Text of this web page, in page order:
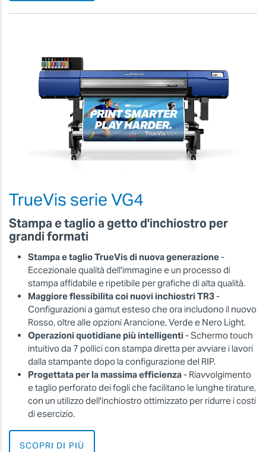
TrueVis serie VG4
Stampa e taglio a getto d'inchiostro per
grandi formati
Stampa e taglio TrueVis di nuova generazione-
Eccezionale qualità dell'immagine e un processo di
stampa affidabile e ripetibile per grafiche di alta qualità.
Maggiore flessibilita coi nuovi inchiostri TR3-
Configurazioni a gamut esteso che ora includono il nuovo
Rosso, oltre alle opzioni Arancione, Verde e Nero Light.
Operazioni quotidiane più intelligenti- Schermo touch
intuitivo da 7 pollici con stampa diretta per avviare i lavori
dalla stampante dopo la configurazione del RIP.
Progettata per la massima efficienza- Riavvolgimento
e taglio perforato dei fogli che facilitano le lunghe tirature,
con un utilizzo dell'inchiostro ottimizzato per ridurre i costi
di esercizio.
SCOPRI DI PIÙ